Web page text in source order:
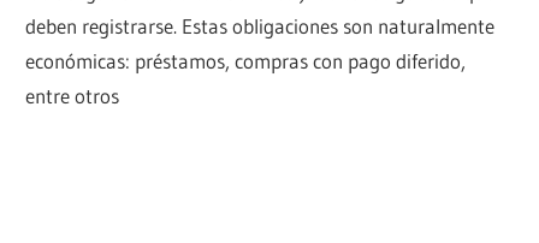
deben registrarse. Estas obligaciones son naturalmente
económicas: préstamos, compras con pago diferido,
entre otros